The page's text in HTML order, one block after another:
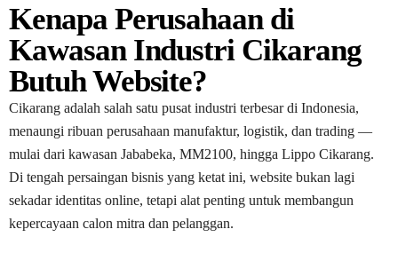
Kenapa Perusahaan di
Kawasan Industri Cikarang
Butuh Website?
Cikarang adalah salah satu pusat industri terbesar di Indonesia,
menaungi ribuan perusahaan manufaktur, logistik, dan trading —
mulai dari kawasan Jababeka, MM2100, hingga Lippo Cikarang.
Di tengah persaingan bisnis yang ketat ini, website bukan lagi
sekadar identitas online, tetapi alat penting untuk membangun
kepercayaan calon mitra dan pelanggan.